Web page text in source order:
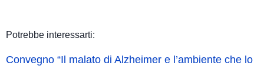
Potrebbe interessarti:
Convegno “Il malato di Alzheimer e l’ambiente che lo